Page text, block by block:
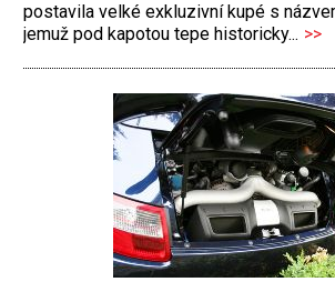
postavila velké exkluzivní kupé s
jemuž pod kapotou tepe historicky... >>